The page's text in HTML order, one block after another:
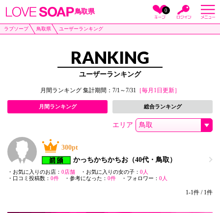
鳥取県 0
ラブソープ 鳥取県 ユーザーランキング
RANKING
ユーザーランキング
月間ランキング 集計期間：7/1～7/31［毎月1日更新］
月間ランキング 総合ランキング
エリア
1
300pt
かっちかちかちお （40代・鳥取）
・お気に入りのお店： 0店舗 ・お気に入りの女の子： 0人
・口コミ投稿数： 0件 ・参考になった： 0件 ・フォロワー： 0人
1-1件 / 1件